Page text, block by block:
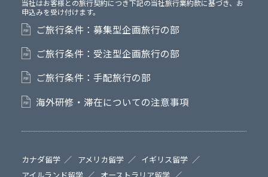
当社はお客様との旅行契約につき下記の当社旅行業約款に基づき、お
申込みを受け付けます。
ご旅行条件：募集型企画旅行の部
ご旅行条件：受注型企画旅行の部
ご旅行条件：手配旅行の部
海外研修・滞在についての注意事項
カナダ留学 アメリカ留学
イギリス留学